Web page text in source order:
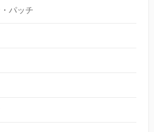
パッチ